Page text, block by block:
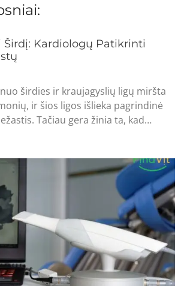
Širdį: Kardiologų Patikrinti
širdies ir kraujagyslių ligų miršta
ir šios ligos išlieka pagrindinė
Tačiau gera žinia ta, kad…